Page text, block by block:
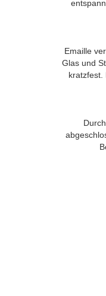
Emaille
Glas und
kratzfest.